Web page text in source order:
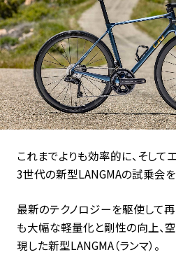
これまでよりも効率的に、そし
3世代の新型LANGMAの試乗会を
最新のテクノロジーを駆使して
も大幅な軽量化と剛性の向上、
現した新型LANGMA（ランマ）。